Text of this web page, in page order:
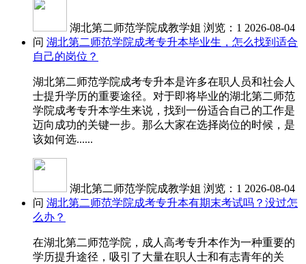
湖北第二师范学院成教学姐 浏览：1 2026-08-04
问 湖北第二师范学院成考专升本毕业生，怎么找到适合
自己的岗位？
湖北第二师范学院成考专升本是许多在职人员和社会人
士提升学历的重要途径。对于即将毕业的湖北第二师范
学院成考专升本学生来说，找到一份适合自己的工作是
迈向成功的关键一步。那么大家在选择岗位的时候，是
该如何选......
湖北第二师范学院成教学姐 浏览：1 2026-08-04
问 湖北第二师范学院成考专升本有期末考试吗？没过怎
么办？
在湖北第二师范学院，成人高考专升本作为一种重要的
学历提升途径，吸引了大量在职人士和有志青年的关